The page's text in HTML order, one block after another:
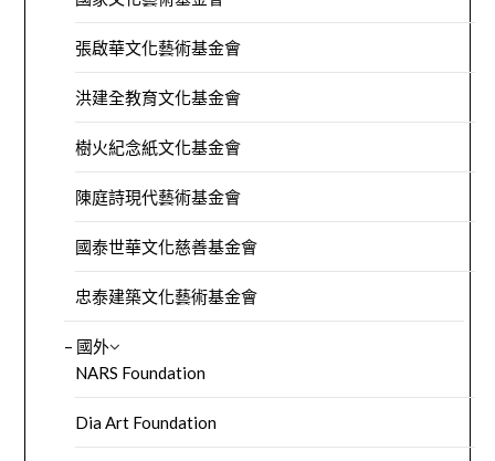
張啟華文化藝術基金會
洪建全教育文化基金會
樹火紀念紙文化基金會
陳庭詩現代藝術基金會
國泰世華文化慈善基金會
忠泰建築文化藝術基金會
– 國外
NARS Foundation
Dia Art Foundation